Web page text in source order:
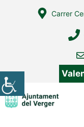
Carrer